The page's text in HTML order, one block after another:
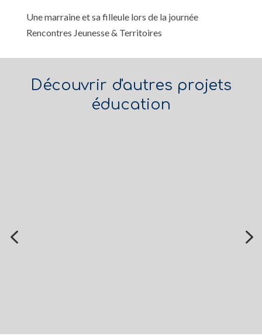
Une marraine et sa filleule lors de la journée
Rencontres Jeunesse & Territoires
Découvrir d'autres projets
éducation